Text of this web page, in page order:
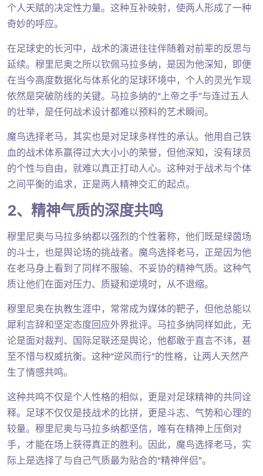
个人天赋的决定性力量。这种互补映射，使两人形成了一种
奇妙的呼应。
在足球史的长河中，战术的演进往往伴随着对前辈的反思与
延续。穆里尼奥之所以钦佩马拉多纳，是因为他深知，即便
在当今高度数据化与体系化的足球环境中，个人的灵光乍现
依然是突破防线的关键。马拉多纳的“上帝之手”与连过五人
的壮举，是任何战术设计都难以预料的艺术瞬间。
魔鸟选择老马，其实也是对足球多样性的承认。他用自己铁
血的战术体系赢得过大大小小的荣誉，但他深知，没有球员
的个性与自由，就难以真正打动人心。这种对于战术与个体
之间平衡的追求，正是两人精神交汇的起点。
2、精神气质的深度共鸣
穆里尼奥与马拉多纳都以强烈的个性著称，他们既是绿茵场
的斗士，也是舆论场的挑战者。魔鸟选择老马，正是因为他
在老马身上看到了同样不服输、不妥协的精神气质。这种气
质让他们在面对压力、质疑和逆境时，从不退缩。
穆里尼奥在执教生涯中，常常成为媒体的靶子，但他总能以
犀利言辞和坚定态度回应外界批评。马拉多纳同样如此，无
论是面对裁判、国际足联还是舆论，他都敢于直言不讳，甚
至不惜与权威抗衡。这种“逆风而行”的性格，让两人天然产
生了情感共鸣。
这种共鸣不仅是个人性格的相似，更是对足球精神的共同诠
释。足球不仅仅是技战术的比拼，更是斗志、气势和心理的
较量。穆里尼奥与马拉多纳都坚信，唯有在精神上压倒对
手，才能在场上获得真正的胜利。因此，魔鸟选择老马，实
际上是选择了与自己气质最为贴合的“精神伴侣”。